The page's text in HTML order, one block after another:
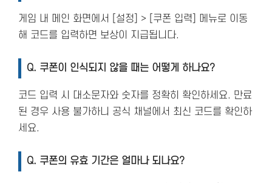
게임 내 메인 화면에서 [설정] > [쿠폰 입력] 메뉴로 이동
해 코드를 입력하면 보상이 지급됩니다.
Q. 쿠폰이 인식되지 않을 때는 어떻게 하나요?
코드 입력 시 대소문자와 숫자를 정확히 확인하세요. 만료
된 경우 사용 불가하니 공식 채널에서 최신 코드를 확인하
세요.
Q. 쿠폰의 유효 기간은 얼마나 되나요?